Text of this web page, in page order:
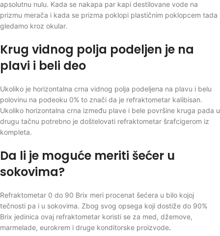
apsolutnu nulu. Kada se nakapa par kapi destilovane vode na
prizmu merača i kada se prizma poklopi plastičnim poklopcem tada
gledamo kroz okular.
Krug vidnog polja podeljen je na
plavi i beli deo
Ukoliko je horizontalna crna vidnog polja podeljena na plavu i belu
polovinu na podeoku 0% to znači da je refraktometar kalibisan.
Ukoliko horizontalna crna između plave i bele površine kruga pada u
drugu tačnu potrebno je doštelovati refraktometar šrafcigerom iz
kompleta.
Da li je moguće meriti šećer u
sokovima?
Refraktometar 0 do 90 Brix meri procenat šećera u bilo kojoj
tečnosti pa i u sokovima. Zbog svog opsega koji dostiže do 90%
Brix jedinica ovaj refraktometar koristi se za med, džemove,
marmelade, eurokrem i druge konditorske proizvode.